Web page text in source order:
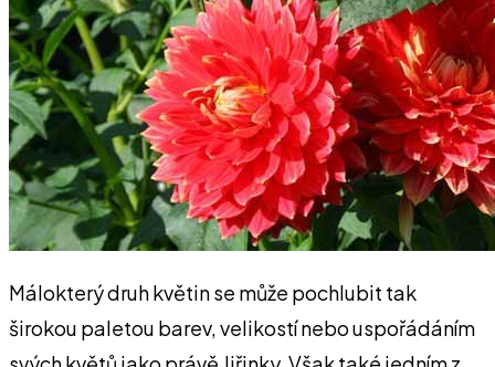
Málokterý druh květin se může pochlubit tak
širokou paletou barev, velikostí nebo uspořádáním